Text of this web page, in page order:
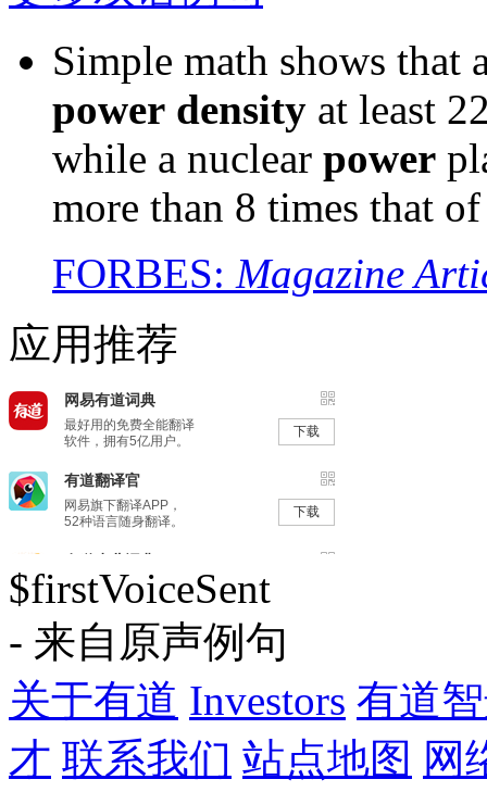
Simple math shows that
power density at least
while a nuclear power
more than 8 times that
FORBES: Magazine
应用推荐
$firstVoiceSent
- 来自原声例句
关于有道 Investors 有道
才 联系我们 站点地图 网